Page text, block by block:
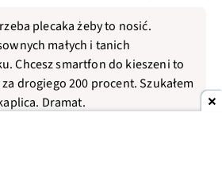
plecaka żeby to nosić.
małych i tanich
Chcesz smartfon do kieszeni to
drogiego 200 procent. Szukałem
Dramat.